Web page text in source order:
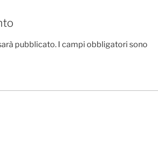
pubblicato. I campi obbligatori sono